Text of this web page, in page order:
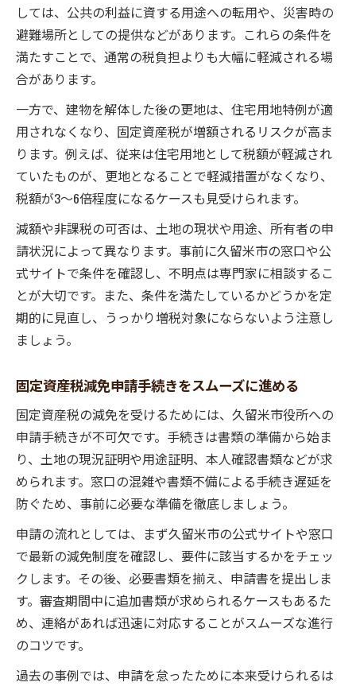
しては、公共の利益に資する用途への転用や、災害時の
避難場所としての提供などがあります。これらの条件を
満たすことで、通常の税負担よりも大幅に軽減される場
合があります。
一方で、建物を解体した後の更地は、住宅用地特例が適
用されなくなり、固定資産税が増額されるリスクが高ま
ります。例えば、従来は住宅用地として税額が軽減され
ていたものが、更地となることで軽減措置がなくなり、
税額が3～6倍程度になるケースも見受けられます。
減額や非課税の可否は、土地の現状や用途、所有者の申
請状況によって異なります。事前に久留米市の窓口や公
式サイトで条件を確認し、不明点は専門家に相談するこ
とが大切です。また、条件を満たしているかどうかを定
期的に見直し、うっかり増税対象にならないよう注意し
ましょう。
固定資産税減免申請手続きをスムーズに進める
固定資産税の減免を受けるためには、久留米市役所への
申請手続きが不可欠です。手続きは書類の準備から始ま
り、土地の現況証明や用途証明、本人確認書類などが求
められます。窓口の混雑や書類不備による手続き遅延を
防ぐため、事前に必要な準備を徹底しましょう。
申請の流れとしては、まず久留米市の公式サイトや窓口
で最新の減免制度を確認し、要件に該当するかをチェッ
クします。その後、必要書類を揃え、申請書を提出しま
す。審査期間中に追加書類が求められるケースもあるた
め、連絡があれば迅速に対応することがスムーズな進行
のコツです。
過去の事例では、申請を怠ったために本来受けられるは